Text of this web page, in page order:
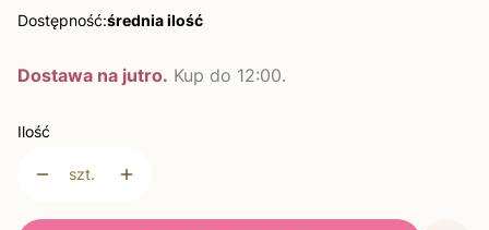
Dostępność:średnia ilość
Dostawa na jutro. Kup do 12:00.
Ilość
szt.